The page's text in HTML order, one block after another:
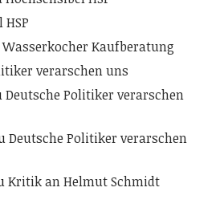
Wasserkocher Kaufberatung
verarschen uns
Deutsche Politiker verarschen
Deutsche Politiker verarschen
Kritik an Helmut Schmidt